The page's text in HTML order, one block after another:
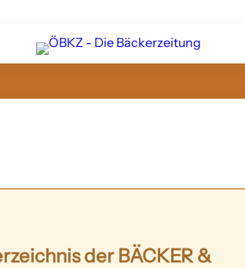
der BÄCKER &